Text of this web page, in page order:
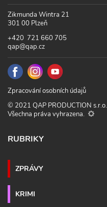
Zikmunda Wintra 21
301 00 Plzeň
+420 721 660 705
qap@qap.cz
Zpracování osobních údajů
© 2021 QAP PRODUCTION s.r.o.
Všechna práva vyhrazena.
RUBRIKY
ZPRÁVY
KRIMI